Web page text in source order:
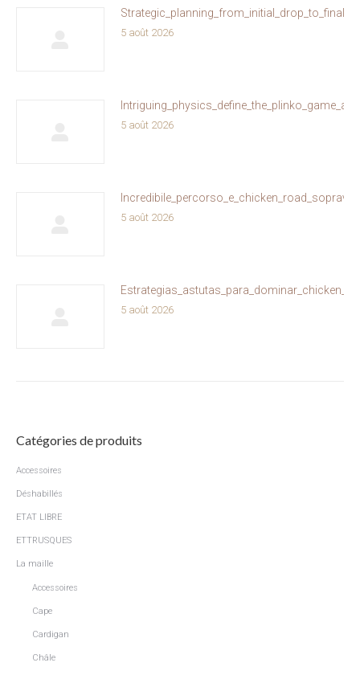
5 août 2026
5 août 2026
5 août 2026
5 août 2026
Catégories de produits
Accessoires
Déshabillés
ETAT LIBRE
ETTRUSQUES
La maille
Accessoires
Cape
Cardigan
Châle